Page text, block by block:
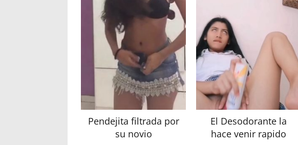
Pendejita filtrada por
su novio
El Desodorante la
hace venir rapido